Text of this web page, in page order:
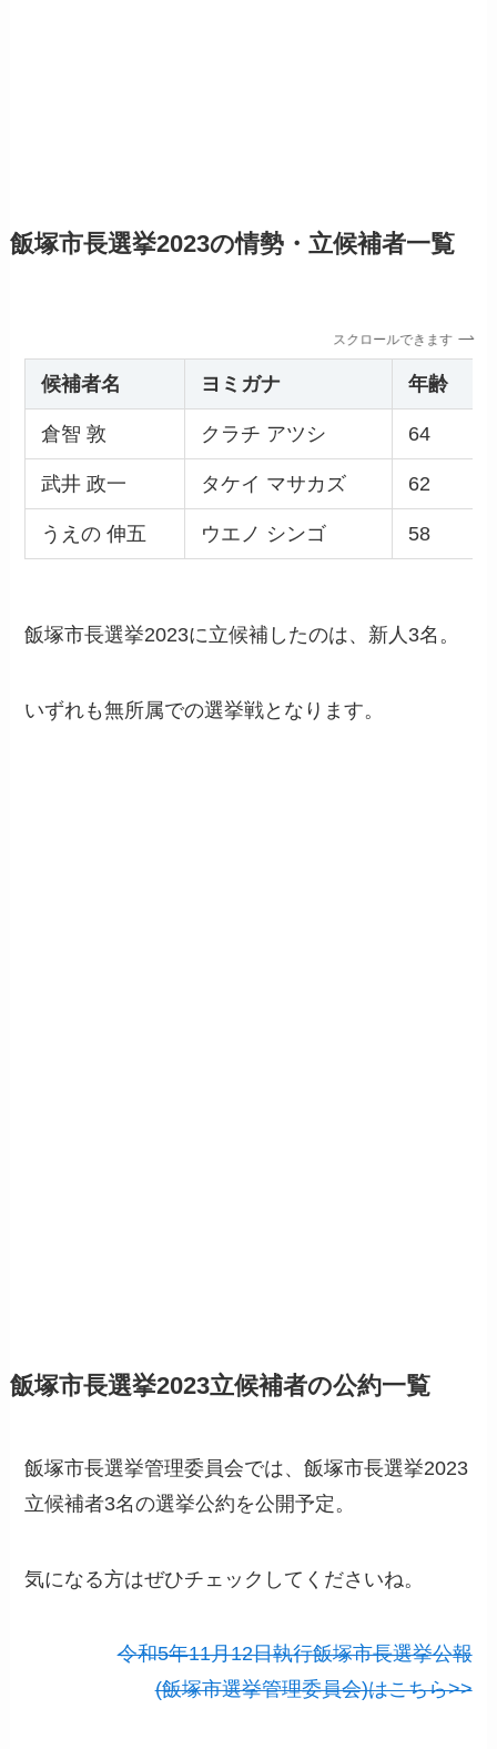
飯塚市長選挙2023の情勢・立候補者一覧
スクロールできます
候補者名 ヨミガナ 年齢
倉智 敦 クラチ アツシ 64
武井 政一 タケイ マサカズ 62
うえの 伸五 ウエノ シンゴ 58
飯塚市長選挙2023に立候補したのは、新人3名。
いずれも無所属での選挙戦となります。
飯塚市長選挙2023立候補者の公約一覧
飯塚市長選挙管理委員会では、飯塚市長選挙2023
立候補者3名の選挙公約を公開予定。
気になる方はぜひチェックしてくださいね。
令和5年11月12日執行飯塚市長選挙公報
(飯塚市選挙管理委員会)はこちら>>